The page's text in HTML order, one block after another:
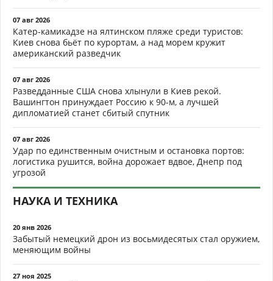
07 авг 2026
Катер-камикадзе на ялтинском пляже среди туристов:
Киев снова бьёт по курортам, а над морем кружит
американский разведчик
07 авг 2026
Разведданные США снова хлынули в Киев рекой.
Вашингтон принуждает Россию к 90-м, а лучшей
дипломатией станет сбитый спутник
07 авг 2026
Удар по единственным очистным и остановка портов:
логистика рушится, война дорожает вдвое, Днепр под
угрозой
НАУКА И ТЕХНИКА
20 янв 2026
Забытый немецкий дрон из восьмидесятых стал оружием,
меняющим войны
27 ноя 2025